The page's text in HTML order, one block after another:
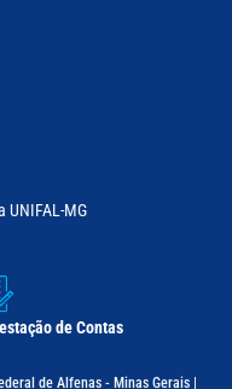
UNIFAL-MG
de Contas
de Alfenas - Minas Gerais |